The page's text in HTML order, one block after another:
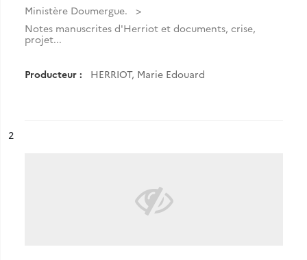
Ministère Doumergue.
Notes manuscrites d'Herriot et documents, crise,
projet...
Producteur : HERRIOT, Marie Edouard
n°
2